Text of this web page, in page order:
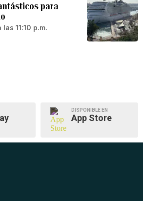
para
11:10 p.m.
DISPONIBLE EN
App Store